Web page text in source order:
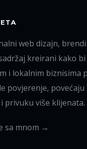
web dizajn,
kreirani kako bi
i lokalnim biznisima
povjerenje, povećaju
privuku više klijenata.
sa mnom →